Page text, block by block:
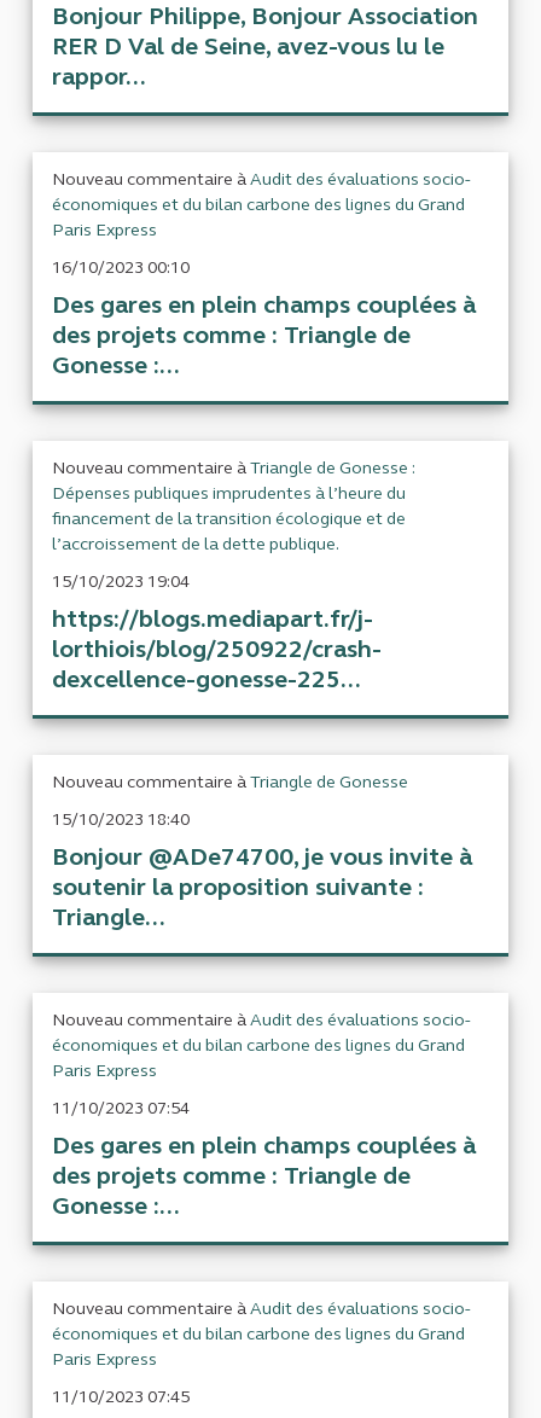
Bonjour Philippe, Bonjour Association
RER D Val de Seine, avez-vous lu le
rappor...
Nouveau commentaire àAudit des évaluations socio-
économiques et du bilan carbone des lignes du Grand
Paris Express
16/10/2023 00:10
Des gares en plein champs couplées à
des projets comme : Triangle de
Gonesse :...
Nouveau commentaire àTriangle de Gonesse :
Dépenses publiques imprudentes à l’heure du
financement de la transition écologique et de
l’accroissement de la dette publique.
15/10/2023 19:04
https://blogs.mediapart.fr/j-
lorthiois/blog/250922/crash-
dexcellence-gonesse-225...
Nouveau commentaire àTriangle de Gonesse
15/10/2023 18:40
Bonjour @ADe74700, je vous invite à
soutenir la proposition suivante :
Triangle...
Nouveau commentaire àAudit des évaluations socio-
économiques et du bilan carbone des lignes du Grand
Paris Express
11/10/2023 07:54
Des gares en plein champs couplées à
des projets comme : Triangle de
Gonesse :...
Nouveau commentaire àAudit des évaluations socio-
économiques et du bilan carbone des lignes du Grand
Paris Express
11/10/2023 07:45